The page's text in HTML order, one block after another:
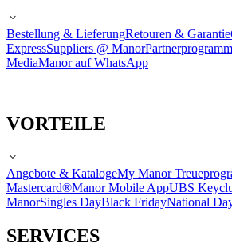
Bestellung & LieferungRetouren & Garantie
ExpressSuppliers @ ManorPartnerprogramm
MediaManor auf WhatsApp
VORTEILE
Angebote & KatalogeMy Manor
Mastercard®Manor Mobile AppUBS
ManorSingles DayBlack FridayNational
SERVICES